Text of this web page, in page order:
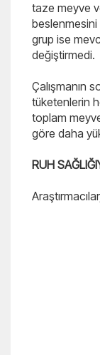
taze meyve
grup ise
değiştirmedi.
Çalışmanın
tüketenlerin
toplam
göre daha
RUH